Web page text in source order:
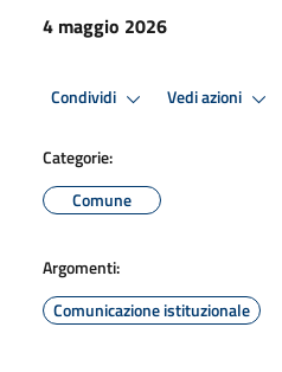
4 maggio 2026
Condividi Vedi azioni
Categorie:
Comune
Argomenti:
Comunicazione istituzionale